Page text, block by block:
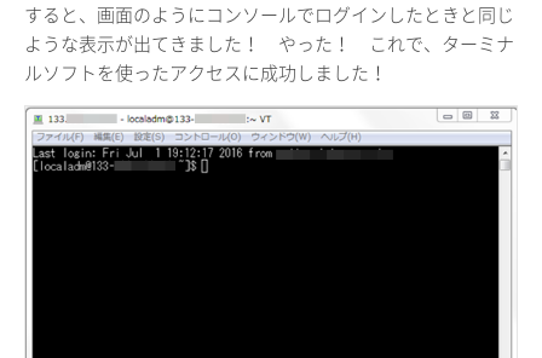
すると、画面のようにコンソールでログインしたときと同じ
ような表示が出てきました！ やった！ これで、ターミナ
ルソフトを使ったアクセスに成功しました！